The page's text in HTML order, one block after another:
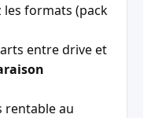
formats (pack
entre drive et
rentable au